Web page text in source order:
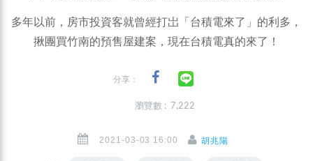
多年以前，房市投資客就曾經打岀「台積電來了」的利多，
揪團買竹南的預售屋建案，現在台積電真的來了！
分享：
瀏覽數 : 7,222
2021-03-03 16:00 胡兆陽